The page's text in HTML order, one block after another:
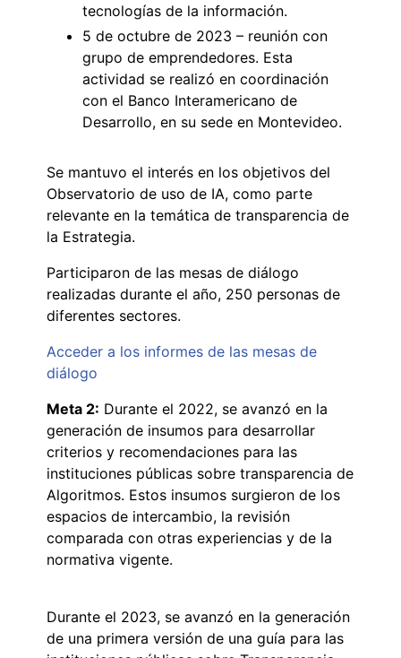
tecnologías de la información.
5 de octubre de 2023 – reunión con
grupo de emprendedores. Esta
actividad se realizó en coordinación
con el Banco Interamericano de
Desarrollo, en su sede en Montevideo.
Se mantuvo el interés en los objetivos del
Observatorio de uso de IA, como parte
relevante en la temática de transparencia de
la Estrategia.
Participaron de las mesas de diálogo
realizadas durante el año, 250 personas de
diferentes sectores.
Acceder a los informes de las mesas de
diálogo
Meta 2: Durante el 2022, se avanzó en la
generación de insumos para desarrollar
criterios y recomendaciones para las
instituciones públicas sobre transparencia de
Algoritmos. Estos insumos surgieron de los
espacios de intercambio, la revisión
comparada con otras experiencias y de la
normativa vigente.
Durante el 2023, se avanzó en la generación
de una primera versión de una guía para las